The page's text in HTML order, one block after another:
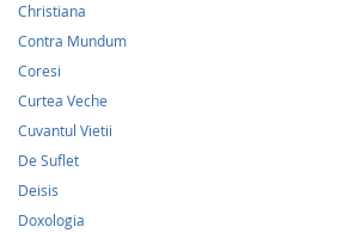
Christiana
Contra Mundum
Coresi
Curtea Veche
Cuvantul Vietii
De Suflet
Deisis
Doxologia